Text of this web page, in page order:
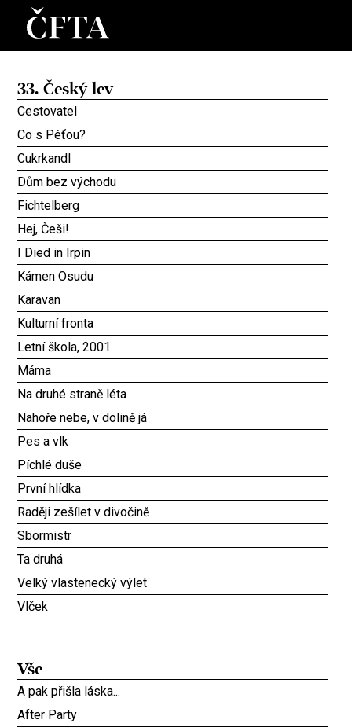
33. Český lev
Cestovatel
Co s Péťou?
Cukrkandl
Dům bez východu
Fichtelberg
Hej, Češi!
I Died in Irpin
Kámen Osudu
Karavan
Kulturní fronta
Letní škola, 2001
Máma
Na druhé straně léta
Nahoře nebe, v dolině já
Pes a vlk
Píchlé duše
První hlídka
Raději zešílet v divočině
Sbormistr
Ta druhá
Velký vlastenecký výlet
Vlček
Vše
A pak přišla láska...
After Party